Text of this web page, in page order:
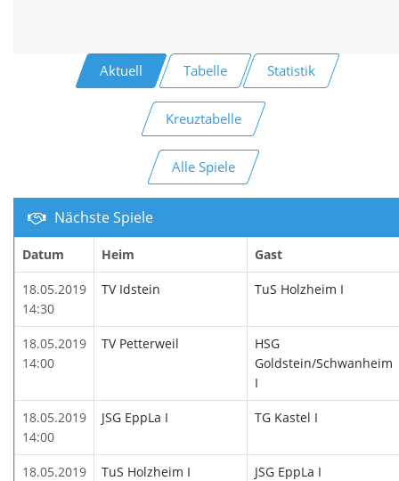
Aktuell Tabelle Statistik
Kreuztabelle
Alle Spiele
Nächste Spiele
Datum Heim Gast
18.05.2019
14:30
TV Idstein TuS Holzheim I
18.05.2019
14:00
TV Petterweil
HSG
Goldstein/Schwanheim
I
18.05.2019
14:00
JSG EppLa I TG Kastel I
18.05.2019
TuS Holzheim I JSG EppLa I